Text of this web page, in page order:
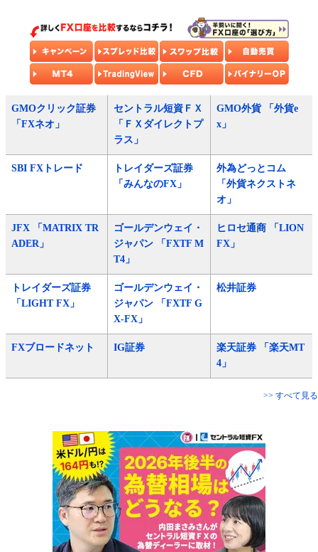
GMOクリック証券
「FXネオ」
セントラル短資ＦＸ
「ＦＸダイレクトプ
ラス」
GMO外貨 「外貨e
x」
SBI FXトレード
トレイダーズ証券
「みんなのFX」
外為どっとコム
「外貨ネクストネ
オ」
JFX 「MATRIX TR
ADER」
ゴールデンウェイ・
ジャパン 「FXTF M
T4」
ヒロセ通商 「LION
FX」
トレイダーズ証券
「LIGHT FX」
ゴールデンウェイ・
ジャパン 「FXTF G
X-FX」
松井証券
FXブロードネット IG証券
楽天証券 「楽天MT
4」
>> すべて見る